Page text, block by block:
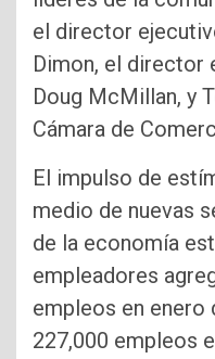
el director
Dimon, el director
Doug McMillan, y
Cámara de
El impulso de
medio de nuevas
de la economía
empleadores
empleos en enero
227,000 empleos